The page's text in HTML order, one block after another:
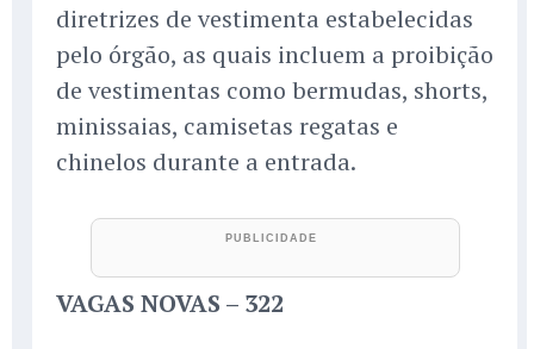
diretrizes de vestimenta estabelecidas
pelo órgão, as quais incluem a proibição
de vestimentas como bermudas, shorts,
minissaias, camisetas regatas e
chinelos durante a entrada.
VAGAS NOVAS – 322